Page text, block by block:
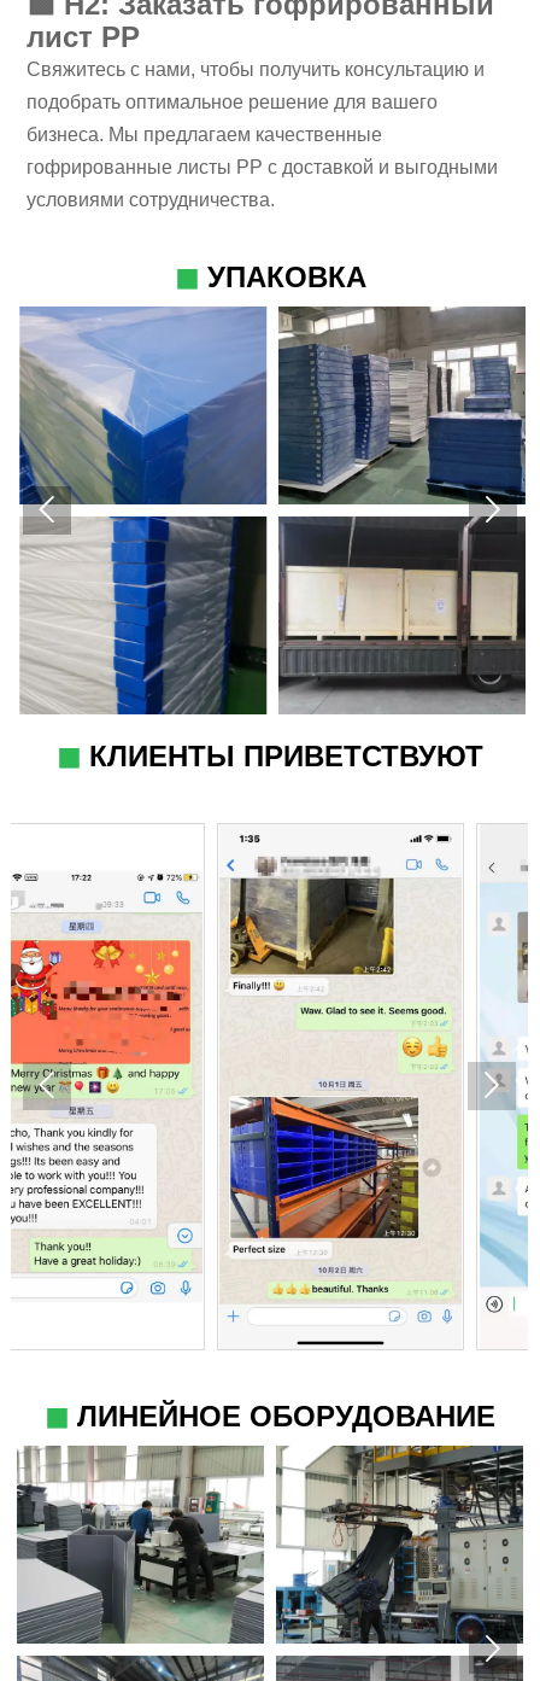
лист PP
Свяжитесь с нами, чтобы получить консультацию и
подобрать оптимальное решение для вашего
бизнеса. Мы предлагаем качественные
гофрированные листы PP с доставкой и выгодными
условиями сотрудничества.
◼ УПАКОВКА
 
◼ КЛИЕНТЫ ПРИВЕТСТВУЮТ
 
◼ ЛИНЕЙНОЕ ОБОРУДОВАНИЕ
